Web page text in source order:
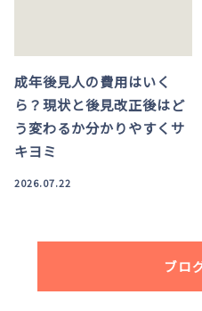
成年後見人の費用はいく
ら？現状と後見改正後はど
う変わるか分かりやすくサ
キヨミ
2026.07.22
ブロ